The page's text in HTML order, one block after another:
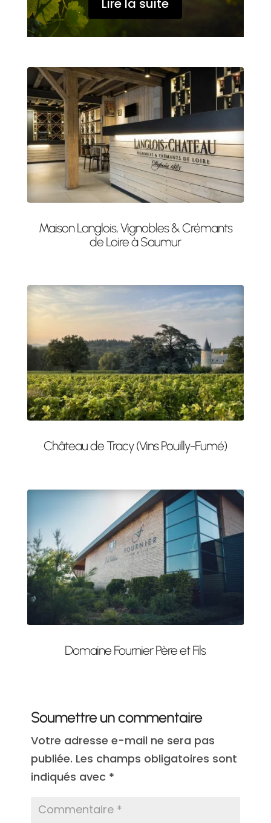
Lire la suite
Maison Langlois, Vignobles & Crémants
de Loire à Saumur
Château de Tracy (Vins Pouilly-Fumé)
Domaine Fournier Père et Fils
Soumettre un commentaire
Votre adresse e-mail ne sera pas
publiée. Les champs obligatoires sont
indiqués avec *